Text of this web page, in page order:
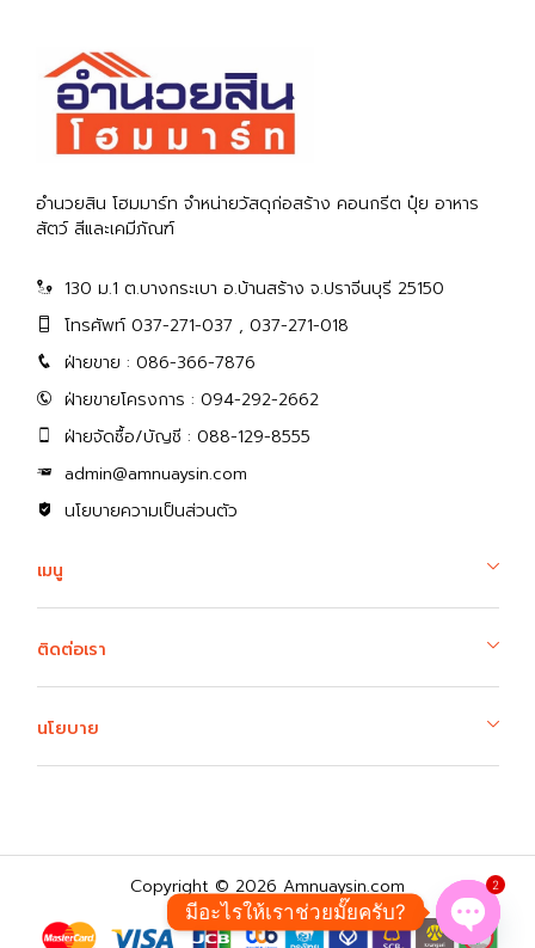
อำนวยสิน โฮมมาร์ท จำหน่ายวัสดุก่อสร้าง คอนกรีต ปุ๋ย อาหาร
สัตว์ สีและเคมีภัณฑ์
130 ม.1 ต.บางกระเบา อ.บ้านสร้าง จ.ปราจีนบุรี 25150
โทรศัพท์ 037-271-037 , 037-271-018
ฝ่ายขาย : 086-366-7876
ฝ่ายขายโครงการ : 094-292-2662
ฝ่ายจัดซื้อ/บัญชี : 088-129-8555
admin@amnuaysin.com
นโยบายความเป็นส่วนตัว
เมนู
ติดต่อเรา
นโยบาย
Copyright © 2026 Amnuaysin.com
มีอะไรให้เราช่วยมั๊ยครับ?
2